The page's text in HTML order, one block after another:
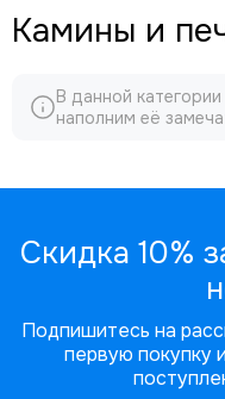
Камины и
В данной
наполним её
Скидка 10%
Подпишитесь на
первую покупку